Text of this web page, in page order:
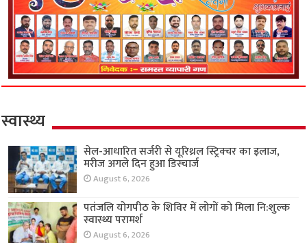
स्वास्थ्य
सेल-आधारित सर्जरी से यूरिथ्रल स्ट्रिक्चर का इलाज,
मरीज अगले दिन हुआ डिस्चार्ज
August 6, 2026
पतंजलि योगपीठ के शिविर में लोगों को मिला नि:शुल्क
स्वास्थ्य परामर्श
August 6, 2026